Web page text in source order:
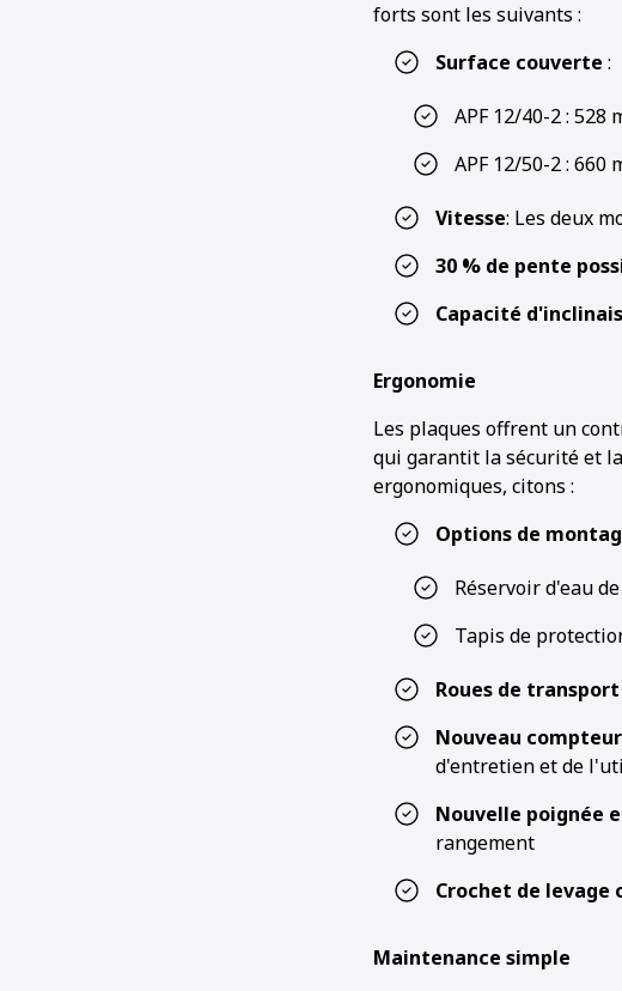
forts sont les suivants :
Surface couverte :
APF 12/40-2 : 528
APF 12/50-2 : 660
Vitesse: Les deux
30 % de pente
Capacité
Ergonomie
Les plaques offrent un
qui garantit la sécurité et
ergonomiques, citons :
Options de
Réservoir d'eau
Tapis de
Roues de transport
Nouveau
d'entretien et de
Nouvelle poignée
rangement
Crochet de levage
Maintenance simple